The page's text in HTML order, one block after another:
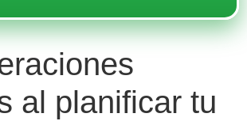
al planificar tu